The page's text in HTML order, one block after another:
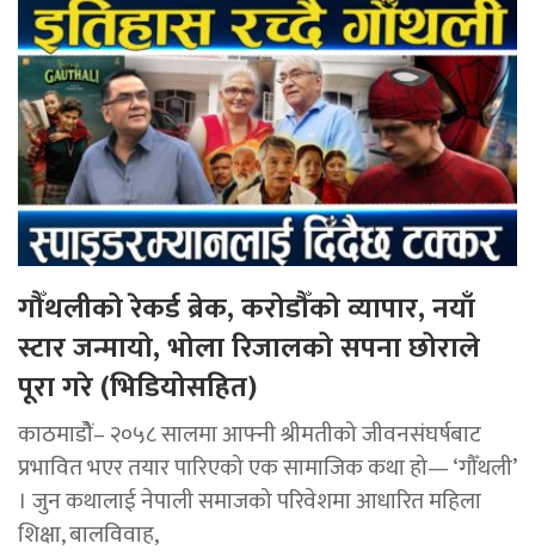
गौँथलीको रेकर्ड ब्रेक, करोडौँको व्यापार, नयाँ
स्टार जन्मायो, भोला रिजालको सपना छोराले
पूरा गरे (भिडियोसहित)
काठमाडोैं– २०५८ सालमा आफ्नी श्रीमतीको जीवनसंघर्षबाट
प्रभावित भएर तयार पारिएको एक सामाजिक कथा हो— ‘गौँथली’
। जुन कथालाई नेपाली समाजको परिवेशमा आधारित महिला
शिक्षा, बालविवाह,